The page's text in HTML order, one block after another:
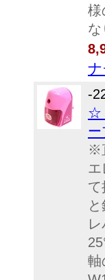
様
な
-
☆
※
エ
軸